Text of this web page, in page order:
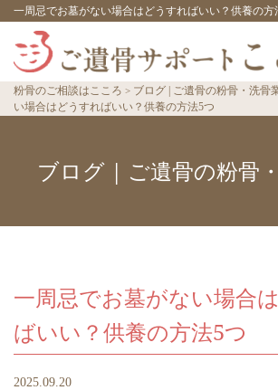
一周忌でお墓がない場合はどうすればいい？供養の方
粉骨のご相談はこころ ブログ | ご遺骨の粉骨・洗骨
い場合はどうすればいい？供養の方法5つ
ブログ | ご遺骨の粉骨
一周忌でお墓がない場合
ばいい？供養の方法5つ
2025.09.20